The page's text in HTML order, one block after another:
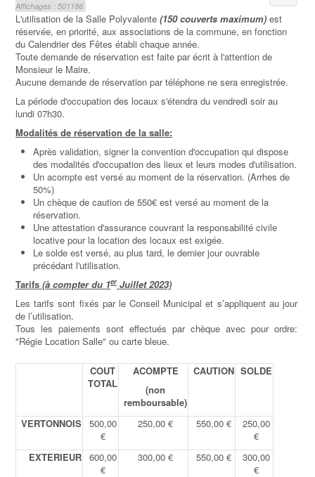
Affichages : 501186
L'utilisation de la Salle Polyvalente (150 couverts maximum) est
réservée, en priorité, aux associations de la commune, en fonction
du Calendrier des Fêtes établi chaque année.
Toute demande de réservation est faite par écrit à l'attention de
Monsieur le Maire.
Aucune demande de réservation par téléphone ne sera enregistrée.
La période d'occupation des locaux s'étendra du vendredi soir au
lundi 07h30.
Modalités de réservation de la salle:
Après validation, signer la convention d'occupation qui dispose
des modalités d'occupation des lieux et leurs modes d'utilisation.
Un acompte est versé au moment de la réservation. (Arrhes de
50%)
Un chèque de caution de 550€ est versé au moment de la
réservation.
Une attestation d'assurance couvrant la responsabilité civile
locative pour la location des locaux est exigée.
Le solde est versé, au plus tard, le dernier jour ouvrable
précédant l'utilisation.
Tarifs (à compter du 1erJuillet 2023)
Les tarifs sont fixés par le Conseil Municipal et s’appliquent au jour
de l’utilisation.
Tous les paiements sont effectués par chèque avec pour ordre:
"Régie Location Salle" ou carte bleue.
COUT
TOTAL
ACOMPTE
(non
remboursable)
CAUTION SOLDE
VERTONNOIS 500,00
€
250,00 € 550,00 €
250,00
€
EXTERIEUR 600,00
€
300,00 € 550,00 €
300,00
€